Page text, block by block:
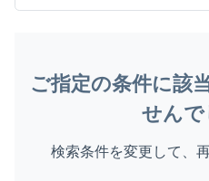
ご指定の条件に該
せんで
検索条件を変更して、